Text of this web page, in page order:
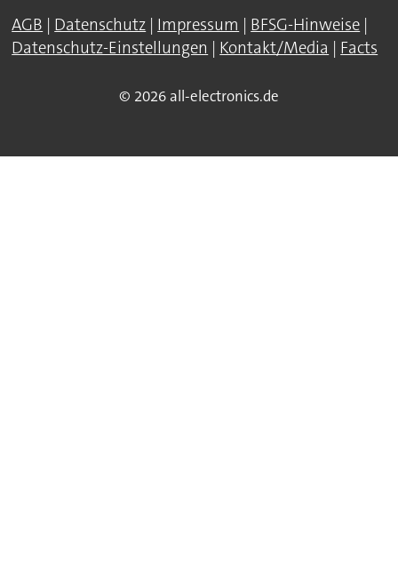
AGB | Datenschutz | Impressum | BFSG-Hinweise |
Datenschutz-Einstellungen | Kontakt/Media | Facts
© 2026 all-electronics.de